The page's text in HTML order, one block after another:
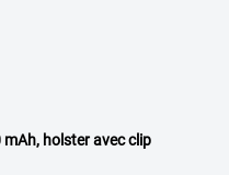
holster avec clip